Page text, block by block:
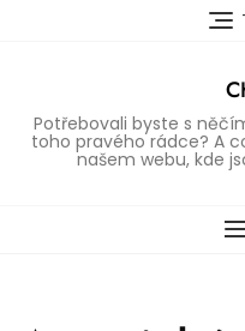
Potřebovali byste s
toho pravého rádce? A
našem webu, kde